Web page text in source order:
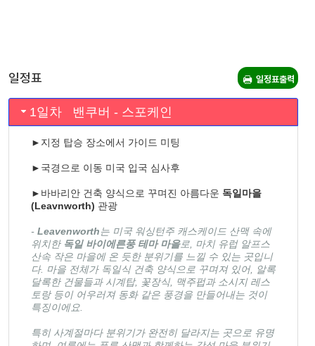
일정표 일정표출력
1일차 밴쿠버 - 스포케인
►지정 탑승 장소에서 가이드 미팅
►국경으로 이동 미국 입국 심사후
►바바리안 건축 양식으로 꾸며진 아름다운 독일마을
(Leavnworth) 관광
- Leavenworth는 미국 워싱턴주 캐스케이드 산맥 속에
위치한 독일 바이에른풍 테마 마을로, 마치 유럽 알프스
산속 작은 마을에 온 듯한 분위기를 느낄 수 있는 곳입니
다. 마을 전체가 독일식 건축 양식으로 꾸며져 있어, 알록
달록한 건물들과 시계탑, 꽃장식, 맥주펍과 소시지 레스
토랑 등이 어우러져 동화 같은 풍경을 만들어내는 것이
특징이에요.
특히 사계절마다 분위기가 완전히 달라지는 곳으로 유명